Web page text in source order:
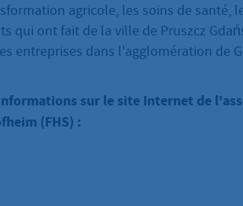
agricole, les soins de santé,
qui ont fait de la ville de Pruszcz
entreprises dans l'agglomération de
sur le site Internet de
(FHS) :